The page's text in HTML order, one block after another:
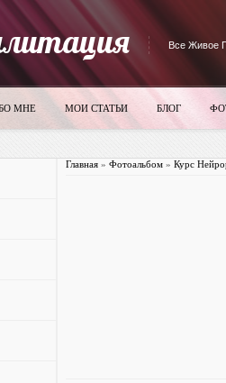
Все Живое
МНЕ МОИ СТАТЬИ БЛОГ
Главная» Фотоальбом» Курс